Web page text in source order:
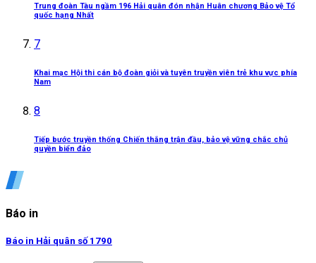
Trung đoàn Tàu ngầm 196 Hải quân đón nhận Huân chương Bảo vệ Tổ
quốc hạng Nhất
7
Khai mạc Hội thi cán bộ đoàn giỏi và tuyên truyền viên trẻ khu vực phía
Nam
8
Tiếp bước truyền thống Chiến thắng trận đầu, bảo vệ vững chắc chủ
quyền biển đảo
Báo in
Báo in Hải quân số 1790